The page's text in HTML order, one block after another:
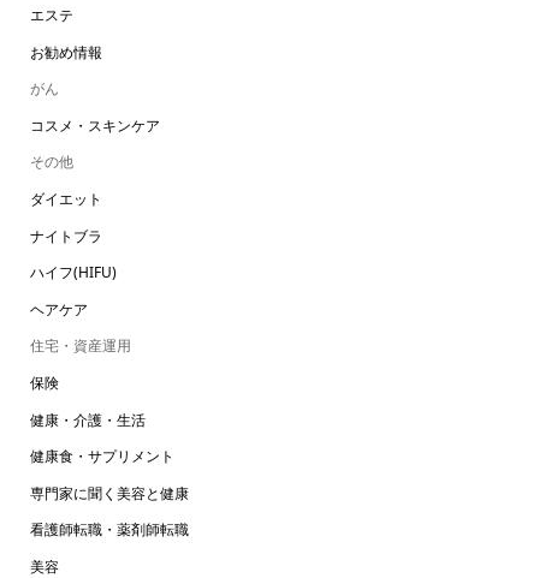
エステ
お勧め情報
がん
コスメ・スキンケア
その他
ダイエット
ナイトブラ
ハイフ(HIFU)
ヘアケア
住宅・資産運用
保険
健康・介護・生活
健康食・サプリメント
専門家に聞く美容と健康
看護師転職・薬剤師転職
美容